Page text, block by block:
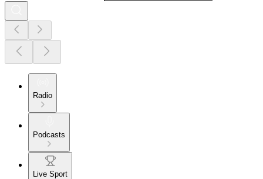
Radio
Podcasts
Live Sport